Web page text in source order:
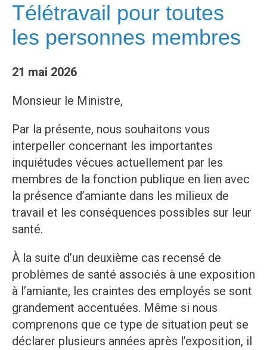
Télétravail pour toutes
les personnes membres
21 mai 2026
Monsieur le Ministre,
Par la présente, nous souhaitons vous
interpeller concernant les importantes
inquiétudes vécues actuellement par les
membres de la fonction publique en lien avec
la présence d’amiante dans les milieux de
travail et les conséquences possibles sur leur
santé.
À la suite d’un deuxième cas recensé de
problèmes de santé associés à une exposition
à l’amiante, les craintes des employés se sont
grandement accentuées. Même si nous
comprenons que ce type de situation peut se
déclarer plusieurs années après l’exposition, il